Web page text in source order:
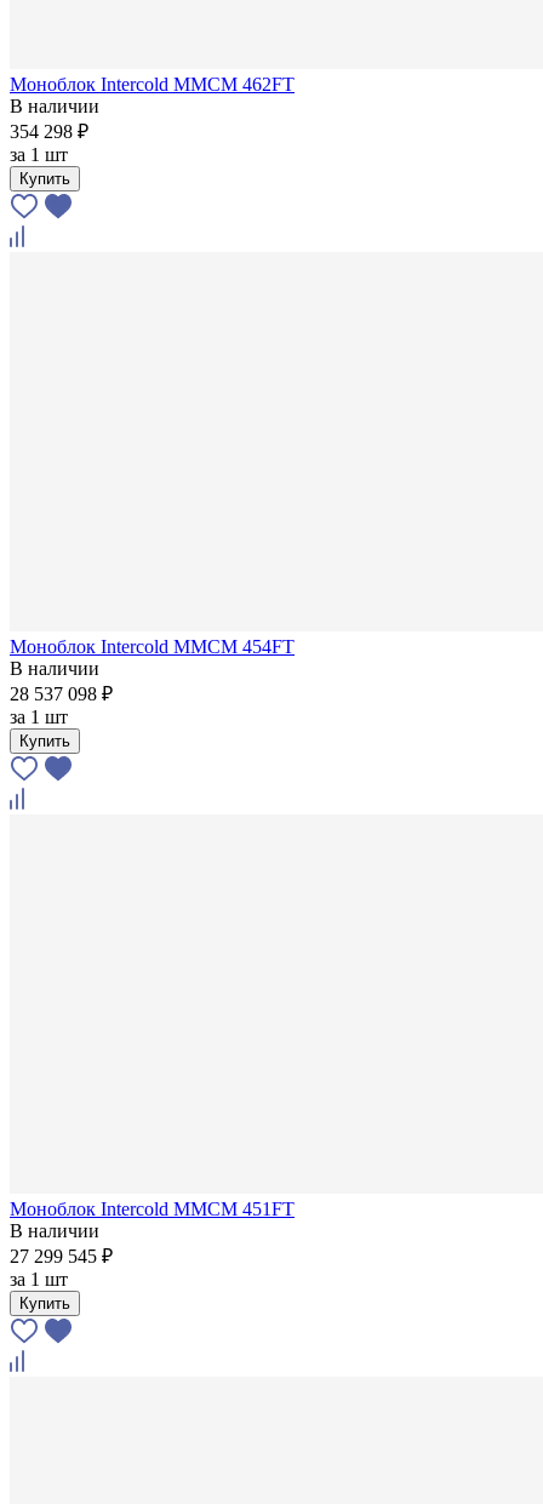
Моноблок Intercold MMCM 462FT
В наличии
354 298 ₽
за 1 шт
Купить
Моноблок Intercold MMCM 454FT
В наличии
28 537 098 ₽
за 1 шт
Купить
Моноблок Intercold MMCM 451FT
В наличии
27 299 545 ₽
за 1 шт
Купить